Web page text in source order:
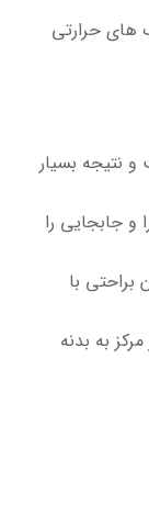
های حرارتی
نتیجه بسیار
و جابجایی را
با
به بدنه